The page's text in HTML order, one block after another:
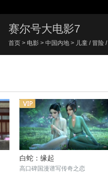
赛尔号大电影7
首页 > 电影 > 中国内地 > 儿童 / 冒险 /
白蛇：缘起
高口碑国漫谱写传奇之恋